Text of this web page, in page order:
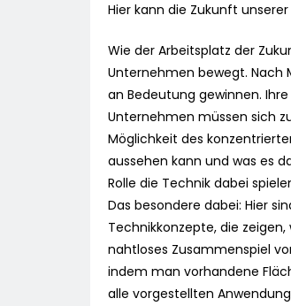
Hier kann die Zukunft
Wie der Arbeitsplatz der
Unternehmen bewegt. Nach
an Bedeutung gewinnen.
Unternehmen müssen sich
Möglichkeit des
aussehen kann und was es
Rolle die Technik dabei
Das besondere dabei: Hier
Technikkonzepte, die
nahtloses Zusammenspiel
indem man vorhandene
alle vorgestellten